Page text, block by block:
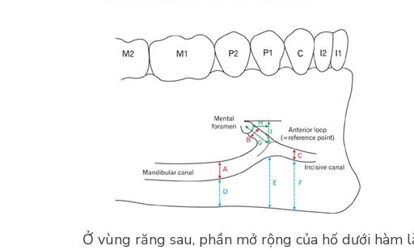
Ở vùng răng sau, phần mở rộng của hố dưới